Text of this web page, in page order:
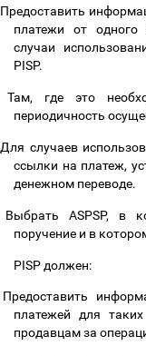
Предоставить
платежи от
случаи
PISP.
Там, где это
периодичность
Для случаев
ссылки на платеж,
денежном переводе.
Выбрать ASPSP, в
поручение и в
PISP должен:
Предоставить
платежей для
продавцам за